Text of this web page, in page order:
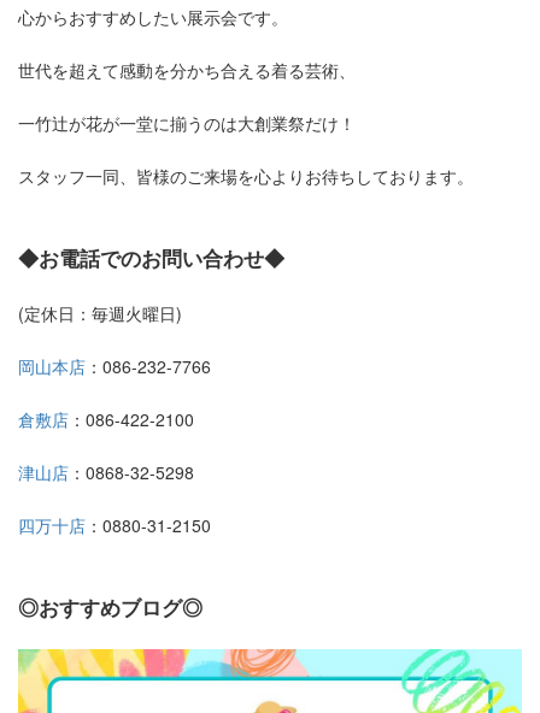
心からおすすめしたい展示会です。
世代を超えて感動を分かち合える着る芸術、
一竹辻が花が一堂に揃うのは大創業祭だけ！
スタッフ一同、皆様のご来場を心よりお待ちしております。
◆お電話でのお問い合わせ◆
(定休日：毎週火曜日)
岡山本店 ：086-232-7766
倉敷店 ：086-422-2100
津山店 ：0868-32-5298
四万十店 ：0880-31-2150
◎おすすめブログ◎